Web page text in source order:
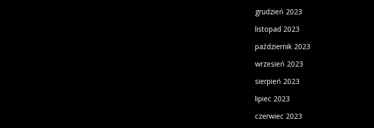
grudzień 2023
listopad 2023
październik 2023
wrzesień 2023
sierpień 2023
lipiec 2023
czerwiec 2023